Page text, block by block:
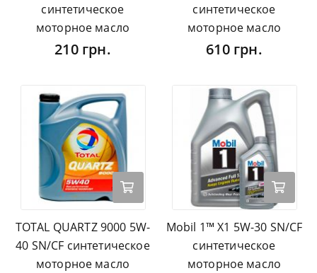
синтетическое
моторное масло
210 грн.
синтетическое
моторное масло
610 грн.
TOTAL QUARTZ 9000 5W-
40 SN/CF синтетическое
моторное масло
Mobil 1™ X1 5W-30 SN/CF
синтетическое
моторное масло